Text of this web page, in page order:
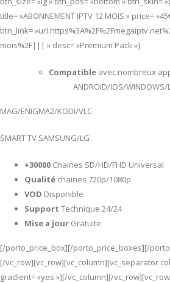
title= »ABONNEMENT IPTV 12 MOIS » price=
btn_link=
mois%2F||| » desc= »Premium Pack »]
Compatible avec nombreux
ANDROID/IOS/WINDOWS/
MAG/ENIGMA2/KODI/VLC
SMART TV SAMSUNG/LG
+30000 Chaines SD/HD/FHD Universal
Qualité chaines 720p/1080p
VOD Disponible
Support Technique 24/24
Mise a jour Gratuite
[/porto_price_box][/porto_price_boxes][/
[/vc_row][vc_row][vc_column][vc_separator
gradient= »yes »][/vc_column][/